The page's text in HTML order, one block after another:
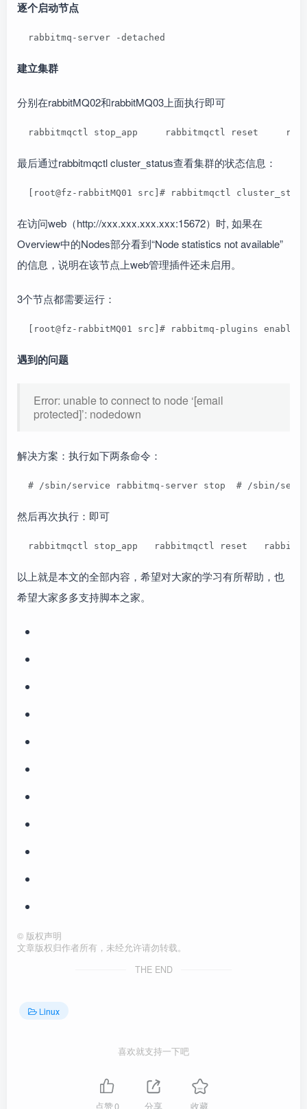
逐个启动节点
  rabbitmq-server -detached
建立集群
分别在rabbitMQ02和rabbitMQ03上面执行即可
rabbitmqctl stop_app     rabbitmqctl reset
最后通过rabbitmqctl cluster_status查看集群的状态信息：
[root@fz-rabbitMQ01 src]# rabbitmqctl
在访问web（http://xxx.xxx.xxx.xxx:15672）时, 如果在
Overview中的Nodes部分看到“Node statistics not available”
的信息，说明在该节点上web管理插件还未启用。
3个节点都需要运行：
[root@fz-rabbitMQ01 src]# rabbitmq-plugins
遇到的问题
Error: unable to connect to node ‘[email
protected]’: nodedown
解决方案：执行如下两条命令：
# /sbin/service rabbitmq-server stop  # /sbin/
然后再次执行：即可
rabbitmqctl stop_app   rabbitmqctl reset
以上就是本文的全部内容，希望对大家的学习有所帮助，也
希望大家多多支持脚本之家。
© 版权声明
文章版权归作者所有，未经允许请勿转载。
THE END
Linux
喜欢就支持一下吧
点赞0 分享 收藏